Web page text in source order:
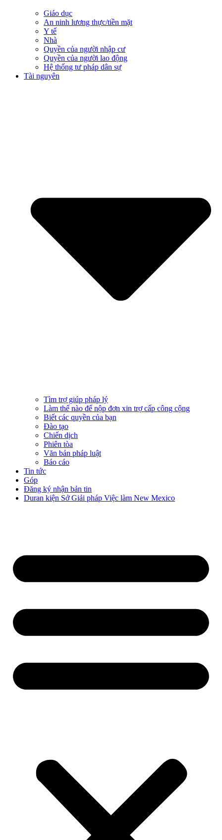
Giáo dục
An ninh lương thực/tiền mặt
Y tế
Nhà
Quyền của người nhập cư
Quyền của người lao động
Hệ thống tư pháp dân sự
Tài nguyên
Tìm trợ giúp pháp lý
Làm thế nào để nộp đơn xin trợ cấp công cộng
Biết các quyền của bạn
Đào tạo
Chiến dịch
Phiên tòa
Văn bản pháp luật
Báo cáo
Tin tức
Góp
Đăng ký nhận bản tin
Duran kiện Sở Giải pháp Việc làm New Mexico